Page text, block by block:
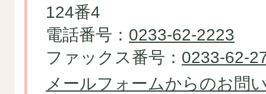
124番4
電話番号： 0233-62-2223
ファックス番号： 0233-62-
メールフォームからのお問